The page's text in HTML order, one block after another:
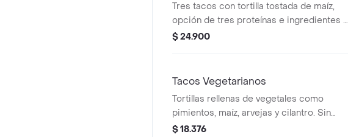
Tres tacos con tortilla tostada de maíz,
opción de tres proteínas e ingredientes a
elegir.
$ 24.900
Tacos Vegetarianos
Tortillas rellenas de vegetales como
pimientos, maíz, arvejas y cilantro. Sin
carne ni productos de origen animal.
$ 18.376